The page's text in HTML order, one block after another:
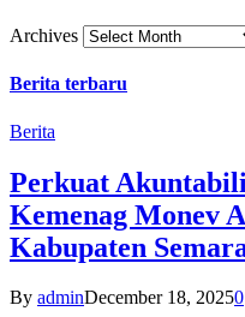
Archives
Berita terbaru
Berita
Perkuat
Kemenag Monev
Kabupaten
By adminDecember 18, 20250